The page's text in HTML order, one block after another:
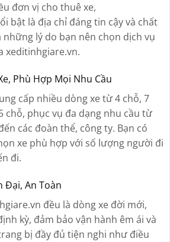
đơn vị cho thuê xe,
bật là địa chỉ đáng tin cậy và chất
lý do bạn nên chọn dịch vụ
xeditinhgiare.vn.
Phù Hợp Mọi Nhu Cầu
cấp nhiều dòng xe từ 4 chỗ, 7
chỗ, phục vụ đa dạng nhu cầu từ
các đoàn thể, công ty. Bạn có
xe phù hợp với số lượng người đi
đi.
Đại, An Toàn
đều là dòng xe đời mới,
kỳ, đảm bảo vận hành êm ái và
bị đầy đủ tiện nghi như điều